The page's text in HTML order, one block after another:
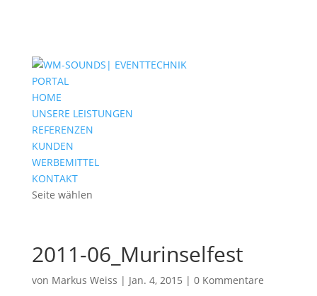
PORTAL
HOME
UNSERE LEISTUNGEN
REFERENZEN
KUNDEN
WERBEMITTEL
KONTAKT
Seite wählen
2011-06_Murinselfest
von Markus Weiss | Jan. 4, 2015 | 0 Kommentare